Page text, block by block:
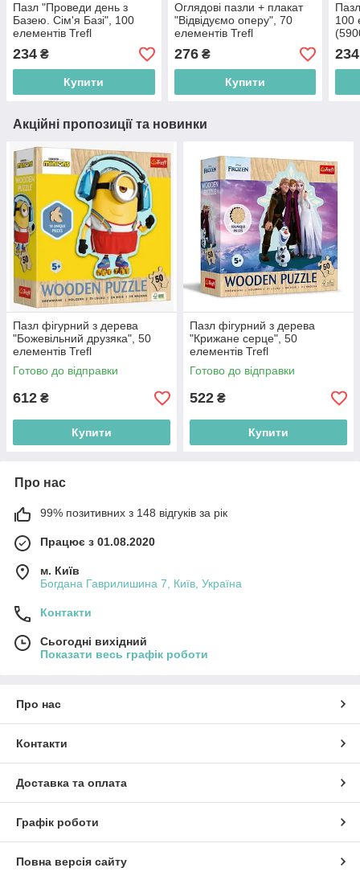
Пазл "Проведи день з
Базею. Сім'я Базі", 100
елементів Trefl
(5900511164534)
234 ₴
Купити
Оглядові пазли + плакат
"Відвідуємо оперу", 70
елементів Trefl
(5900511155334)
276₴
Купити
100
234
Акційні пропозиції та новинки
Пазл фігурний з дерева
"Божевільний друзяка", 50
елементів Trefl
(5900511202397)
Готово до відправки
612 ₴
Купити
Пазл фігурний з дерева
"Крижане серце", 50
елементів Trefl
(5900511202830)
Готово до відправки
522 ₴
Купити
Про нас
99% позитивних з 148 відгуків за рік
Працює з 01.08.2020
м. Київ
Богдана Гаврилишина 7, Київ, Україна
Контакти
Сьогодні вихідний
Показати весь графік роботи
Про нас
Контакти
Доставка та оплата
Графік роботи
Повна версія сайту